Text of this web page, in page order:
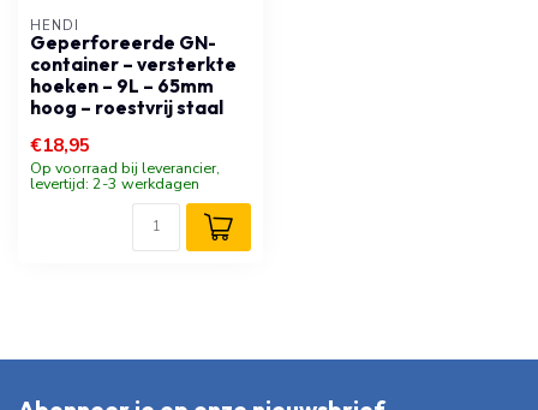
HENDI
Geperforeerde GN-
container – versterkte
hoeken – 9L – 65mm
hoog – roestvrij staal
€18,95
Op voorraad bij leverancier,
levertijd: 2-3 werkdagen